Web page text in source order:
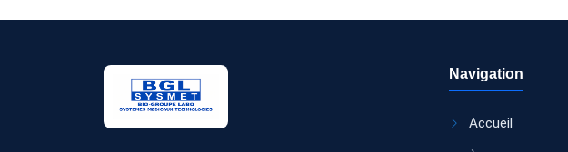
Navigation
Accueil